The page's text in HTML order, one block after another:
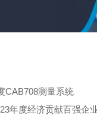
CAB708测量系统
年度经济贡献百强企